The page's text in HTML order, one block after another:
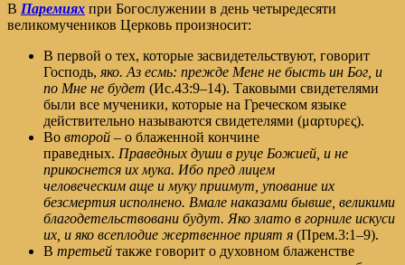
В Паремиях при Богослужении в день четыредесяти
великомучеников Церковь произносит:
В первой о тех, которые засвидетельствуют, говорит
Господь, яко. Аз есмь: прежде Мене не бысть ин Бог, и
по Мне не будет (Ис.43:9–14). Таковыми свидетелями
были все мученики, которые на Греческом языке
действительно называются свидетелями (μαρτυρες).
Во второй – о блаженной кончине
праведных. Праведных души в руце Божией, и не
прикоснется их мука. Ибо пред лицем
человеческим аще и муку приимут, упование их
безсмертия исполнено. Вмале наказами бывше, великими
благодетельствовани будут. Яко злато в горниле искуси
их, и яко всеплодие жертвенное прият я (Прем.3:1–9).
В третьей также говорит о духовном блаженстве